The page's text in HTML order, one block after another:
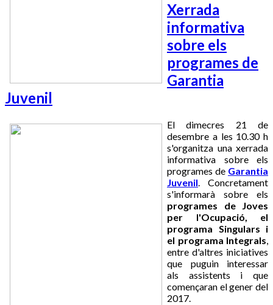
Xerrada
informativa
sobre els
programes de
Garantia
Juvenil
El dimecres 21 de
desembre a les 10.30 h
s'organitza una xerrada
informativa sobre els
programes de Garantia
Juvenil. Concretament
s'informarà sobre els
programes de Joves
per l'Ocupació, el
programa Singulars i
el programa Integrals,
entre d'altres iniciatives
que puguin interessar
als assistents i que
començaran el gener del
2017.